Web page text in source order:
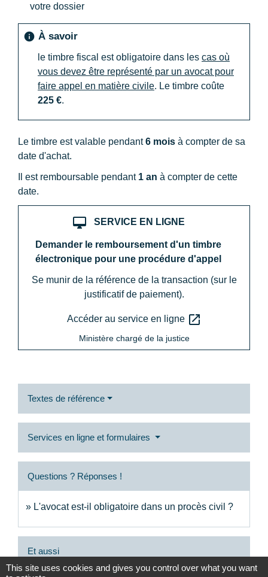
votre dossier
info À savoir
le timbre fiscal est obligatoire dans les cas où
vous devez être représenté par un avocat pour
faire appel en matière civile. Le timbre coûte
225 €.
Le timbre est valable pendant6 mois à compter de sa
date d'achat.
Il est remboursable pendant 1 an à compter de cette
date.
desktop_mac SERVICE EN LIGNE
Demander le remboursement d'un timbre
électronique pour une procédure d'appel
Se munir de la référence de la transaction (sur le
justificatif de paiement).
Accéder au service en ligne open_in_new
Ministère chargé de la justice
Textes de référence
Services en ligne et formulaires
Questions ? Réponses !
L'avocat est-il obligatoire dans un procès civil ?
Et aussi
This site uses cookies and gives you control over what you want